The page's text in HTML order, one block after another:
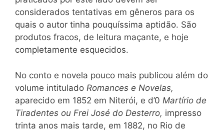
considerados tentativas em gêneros para os
quais o autor tinha pouquíssima aptidão. São
produtos fracos, de leitura maçante, e hoje
completamente esquecidos.
No conto e novela pouco mais publicou além do
volume intitulado Romances e Novelas,
aparecido em 1852 em Niterói, e d’0 Martírio de
Tiradentes ou Frei José do Desterro, impresso
trinta anos mais tarde, em 1882, no Rio de